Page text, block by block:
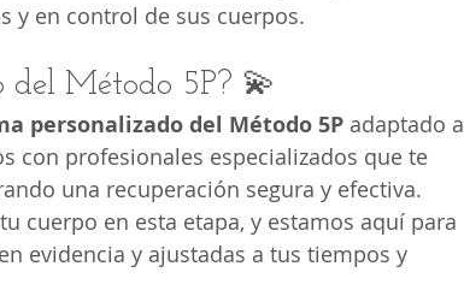
y en control de sus cuerpos.
del Método 5P? 💫
personalizado del Método 5P adaptado a
con profesionales especializados que te
una recuperación segura y efectiva.
cuerpo en esta etapa, y estamos aquí para
evidencia y ajustadas a tus tiempos y